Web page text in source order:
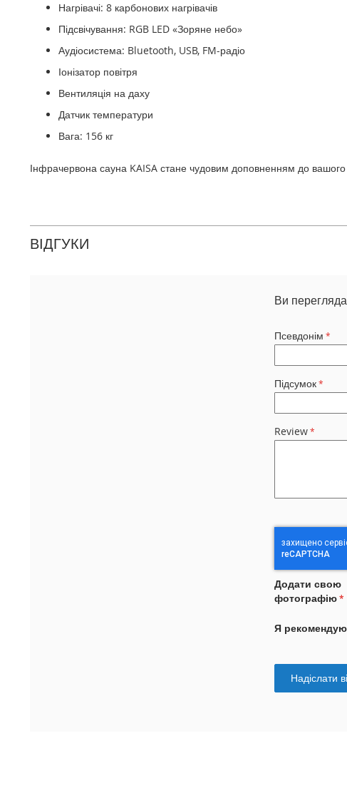
Нагрівачі: 8 карбонових нагрівачів
Підсвічування: RGB LED «Зоряне небо»
Аудіосистема: Bluetooth, USB, FM-радіо
Іонізатор повітря
Вентиляція на даху
Датчик температури
Вага: 156 кг
Інфрачервона сауна KAISA стане чудовим доповненням до
ВІДГУКИ
Ви
Псевдонім
Підсумок
Review
Додати свою
фотографію
Я
Надіслати